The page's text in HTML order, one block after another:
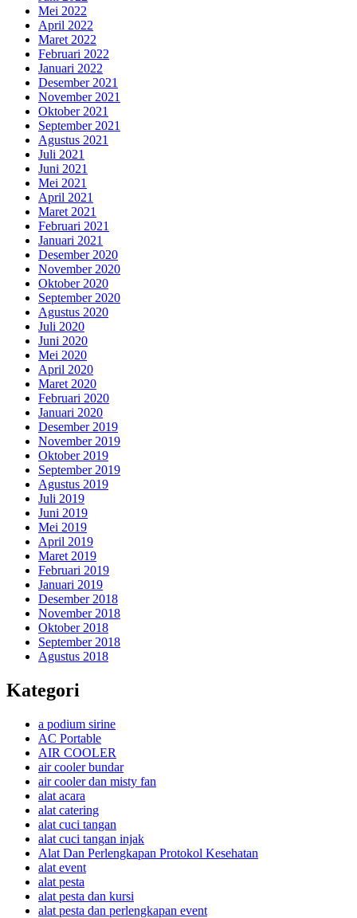
Mei 2022
April 2022
Maret 2022
Februari 2022
Januari 2022
Desember 2021
November 2021
Oktober 2021
September 2021
Agustus 2021
Juli 2021
Juni 2021
Mei 2021
April 2021
Maret 2021
Februari 2021
Januari 2021
Desember 2020
November 2020
Oktober 2020
September 2020
Agustus 2020
Juli 2020
Juni 2020
Mei 2020
April 2020
Maret 2020
Februari 2020
Januari 2020
Desember 2019
November 2019
Oktober 2019
September 2019
Agustus 2019
Juli 2019
Juni 2019
Mei 2019
April 2019
Maret 2019
Februari 2019
Januari 2019
Desember 2018
November 2018
Oktober 2018
September 2018
Agustus 2018
Kategori
a podium sirine
AC Portable
AIR COOLER
air cooler bundar
air cooler dan misty fan
alat acara
alat catering
alat cuci tangan
alat cuci tangan injak
Alat Dan Perlengkapan Protokol Kesehatan
alat event
alat pesta
alat pesta dan kursi
alat pesta dan perlengkapan event